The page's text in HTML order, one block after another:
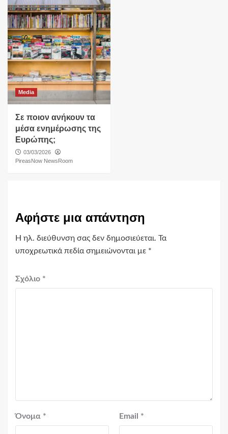
Media
Σε ποιον ανήκουν τα
μέσα ενημέρωσης της
Ευρώπης;
03/03/2026
PireasNow NewsRoom
Αφήστε μια απάντηση
Η ηλ. διεύθυνση σας δεν δημοσιεύεται. Τα
υποχρεωτικά πεδία σημειώνονται με *
Σχόλιο *
Όνομα * Email *